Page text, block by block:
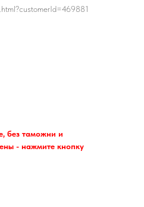
без таможни и
- нажмите кнопку